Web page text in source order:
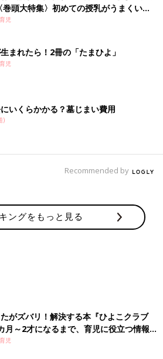
巻頭大特集〉初めての授乳がうまくい
・ミルクの基本と夏のトラブル 解決テ
児
まれたら！2冊の「たまひよ」
児
いくらかかる？墓じまい費用
)
Recommended by
ングをもっと見る
がズバリ！解決する本『ひよこクラブ
～2才になるまで、育児に役立つ情報が
児